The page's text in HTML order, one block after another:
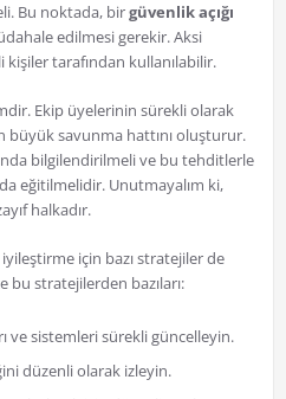
Bu noktada, birgüvenlik açığı
edilmesi gerekir. Aksi
tarafından kullanılabilir.
Ekip üyelerinin sürekli olarak
büyük savunma hattını oluşturur.
bilgilendirilmeli ve bu tehditlerle
eğitilmelidir. Unutmayalım ki,
halkadır.
için bazı stratejiler de
bu stratejilerden bazıları:
ve sistemleri sürekli güncelleyin.
düzenli olarak izleyin.